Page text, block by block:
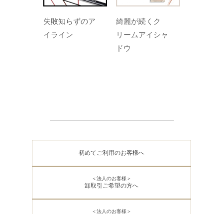
失敗知らずのア
イライン
綺麗が続くク
リームアイシャ
ドウ
初めてご利用のお客様へ
＜法人のお客様＞
卸取引ご希望の方へ
＜法人のお客様＞